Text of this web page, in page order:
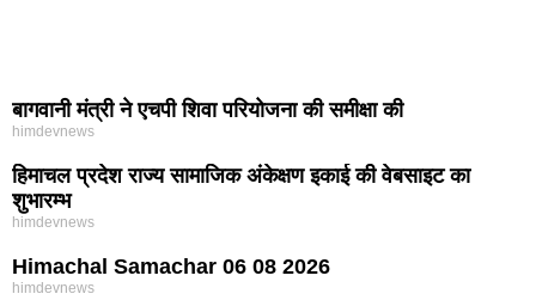
बागवानी मंत्री ने एचपी शिवा परियोजना की समीक्षा की
himdevnews
हिमाचल प्रदेश राज्य सामाजिक अंकेक्षण इकाई की वेबसाइट का
शुभारम्भ
himdevnews
Himachal Samachar 06 08 2026
himdevnews